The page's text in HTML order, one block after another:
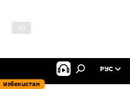
Узбекистан
РУС